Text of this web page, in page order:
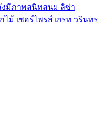
งมีภาพสนิทสนม ลิซ่า
ม้ เซอร์ไพรส์ เกรท วรินทร